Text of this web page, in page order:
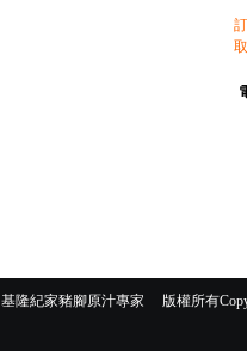
基隆紀家豬腳原汁專家 版權所有